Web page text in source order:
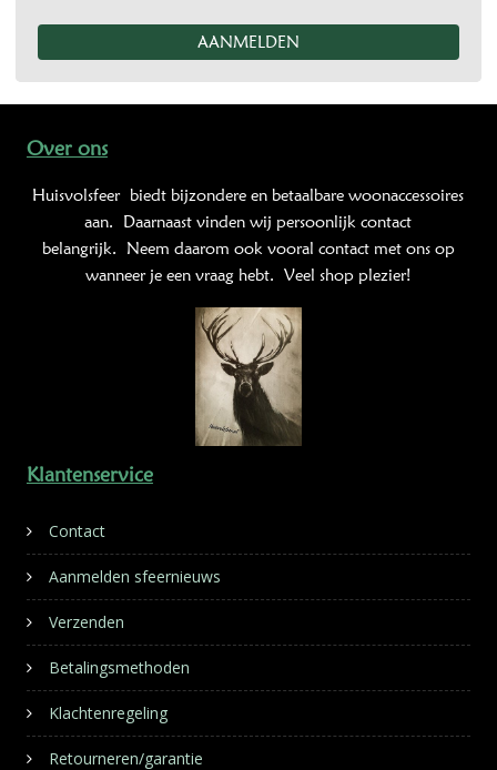
Over ons
Huisvolsfeer biedt bijzondere en betaalbare woonaccessoires
aan. Daarnaast vinden wij persoonlijk contact
belangrijk. Neem daarom ook vooral contact met ons op
wanneer je een vraag hebt. Veel shop plezier!
Klantenservice
Contact
Aanmelden sfeernieuws
Verzenden
Betalingsmethoden
Klachtenregeling
Retourneren/garantie